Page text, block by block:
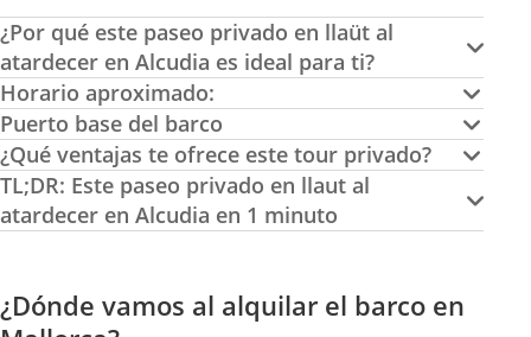
¿Por qué este paseo privado en llaüt al
atardecer en Alcudia es ideal para ti?
Horario aproximado:
Puerto base del barco
¿Qué ventajas te ofrece este tour privado?
TL;DR: Este paseo privado en llaut al
atardecer en Alcudia en 1 minuto
¿Dónde vamos al alquilar el barco en